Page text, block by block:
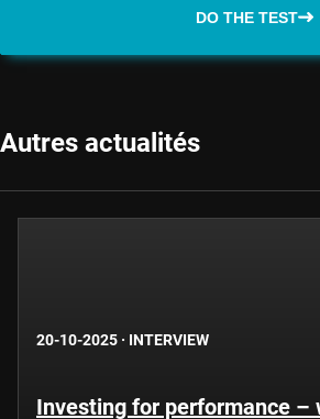
DO THE TEST
Autres actualités
20-10-2025 · INTERVIEW
Investing for performance –